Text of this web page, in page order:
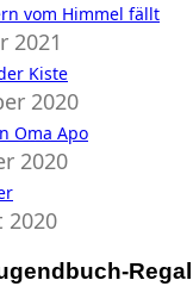
vom Himmel fällt
2021
Kiste
2020
Oma Apo
2020
2020
Regal